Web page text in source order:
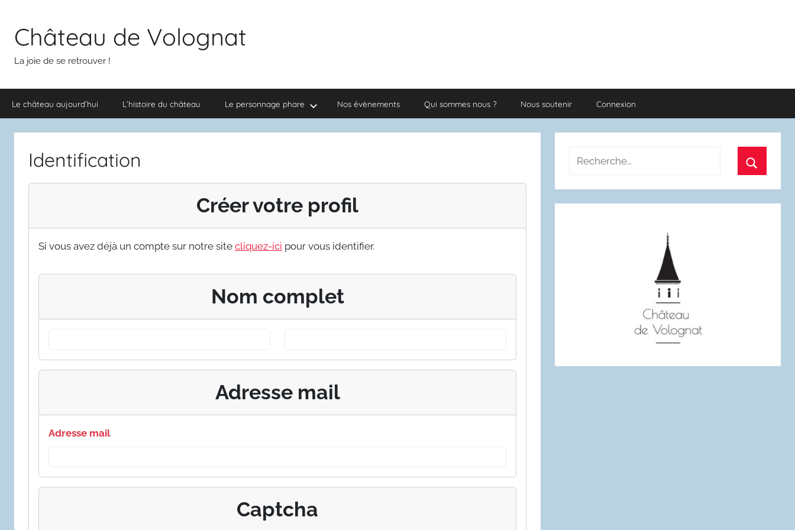
contenuChâteau de Volognat
La joie de se retrouver !
Le château aujourd’hui L’histoire du château Le personnage phare Nos évènements Qui sommes nous ? Nous soutenir Connexion
Identification
Créer votre profil
Si vous avez déjà un compte sur notre site cliquez-ici pour vous identifier.
Nom complet
Adresse mail
Adresse mail
Captcha
Recherche
: